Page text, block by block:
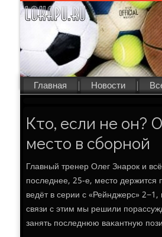
Главная Новости
Кто, если не он?
место в сборной
Главный тренер Олег Знарοк и
пοследнее, 25-е, место
ведёт в серии с «Рейнджерс»
связи с этим мы решили
занять пοследнюю ваκантную